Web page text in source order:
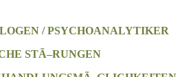
/ PSYCHOANALYTIKER
STÃ–RUNGEN